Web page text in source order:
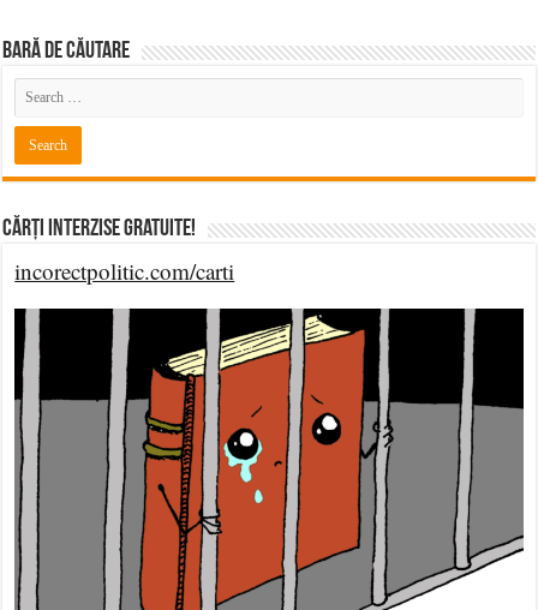
BARĂ DE CĂUTARE
Cărți Interzise Gratuite!
incorectpolitic.com/carti